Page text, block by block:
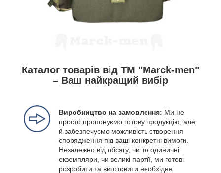
Каталог товарів від ТМ "Marck-men"
– Ваш найкращий вибір
Виробництво на замовлення: Ми не
просто пропонуємо готову продукцію, але
й забезпечуємо можливість створення
спорядження під ваші конкретні вимоги.
Незалежно від обсягу, чи то одиничні
екземпляри, чи великі партії, ми готові
розробити та виготовити необхідне